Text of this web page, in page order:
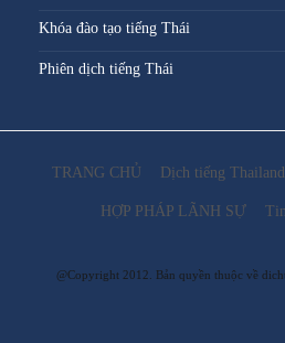
Khóa đào tạo tiếng Thái
Phiên dịch tiếng Thái
TRANG CHỦ Dịch tiếng Thailand
HỢP PHÁP LÃNH SỰ
@Copyright 2012. Bản quyền thuộc về